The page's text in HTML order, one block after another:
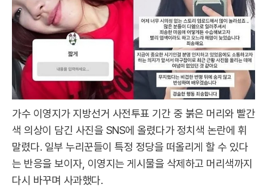
가수 이영지가 지방선거 사전투표 기간 중 붉은 머리와 빨간
색 의상이 담긴 사진을 SNS에 올렸다가 정치색 논란에 휘
말렸다. 일부 누리꾼들이 특정 정당을 떠올리게 할 수 있다
는 반응을 보이자, 이영지는 게시물을 삭제하고 머리색까지
다시 바꾸며 사과했다.